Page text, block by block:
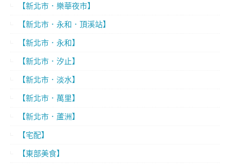
【新北市．樂華夜市】
【新北市．永和．頂溪站】
【新北市．永和】
【新北市．汐止】
【新北市．淡水】
【新北市．萬里】
【新北市．蘆洲】
【宅配】
【東部美食】